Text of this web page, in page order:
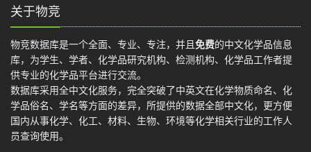
关于物竞
物竞数据库是一个全面、专业、专注，并且 免费的中文化学品信息
库，为学生、学者、化学品研究机构、检测机构、化学品工作者提
供专业的化学品平台进行交流。
数据库采用全中文化服务，完全突破了中英文在化学物质命名、化
学品俗名、学名等方面的差异，所提供的数据全部中文化，更方便
国内从事化学、化工、材料、生物、环境等化学相关行业的工作人
员查询使用。